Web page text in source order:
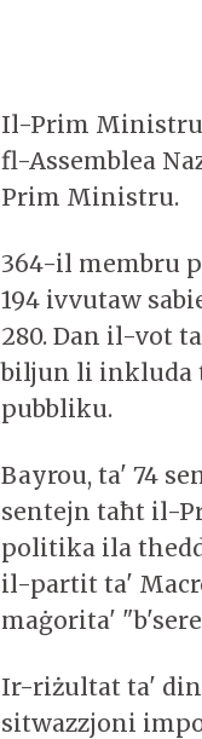
Il-Prim Ministru
fl-Assemblea
Prim Ministru.
364-il membru
194 ivvutaw
280. Dan il-vot
biljun li inkluda
pubbliku.
Bayrou, ta' 74
sentejn taħt il-
politika ila
il-partit ta'
maġorita'
Ir-riżultat ta' din
sitwazzjoni